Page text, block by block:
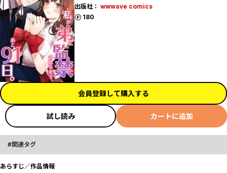
出版社： wwwave comics
180
ポイント
会員登録して購入する
試し読み カートに追加
関連タグ
あらすじ／作品情報